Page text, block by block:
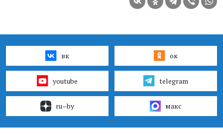
вк ок
youtube telegram
ru–by макс